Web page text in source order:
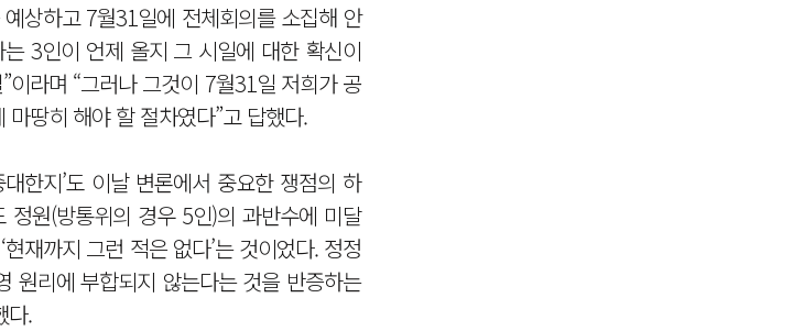
상하고 7월31일에 전체회의를 소집해 안
3인이 언제 올지 그 시일에 대한 확신이
라며 “그러나 그것이 7월31일 저희가 공
땅히 해야 할 절차였다”고 답했다.
한지’도 이날 변론에서 중요한 쟁점의 하
정원(방통위의 경우 5인)의 과반수에 미달
재까지 그런 적은 없다’는 것이었다. 정정
원리에 부합되지 않는다는 것을 반증하는
다.